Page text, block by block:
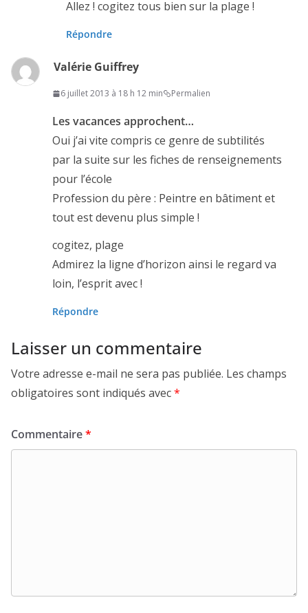
Allez ! cogitez tous bien sur la plage !
Répondre
Valérie Guiffrey
6 juillet 2013 à 18 h 12 min Permalien
Les vacances approchent…
Oui j’ai vite compris ce genre de subtilités
par la suite sur les fiches de renseignements
pour l’école
Profession du père : Peintre en bâtiment et
tout est devenu plus simple !
cogitez, plage
Admirez la ligne d’horizon ainsi le regard va
loin, l’esprit avec !
Répondre
Laisser un commentaire
Votre adresse e-mail ne sera pas publiée. Les champs
obligatoires sont indiqués avec*
Commentaire*